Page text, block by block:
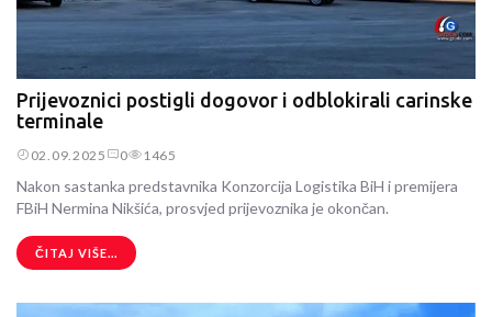
Prijevoznici postigli dogovor i odblokirali carinske
terminale
02.09.2025 0 1465
Nakon sastanka predstavnika Konzorcija Logistika BiH i premijera
FBiH Nermina Nikšića, prosvjed prijevoznika je okončan.
ČITAJ VIŠE...